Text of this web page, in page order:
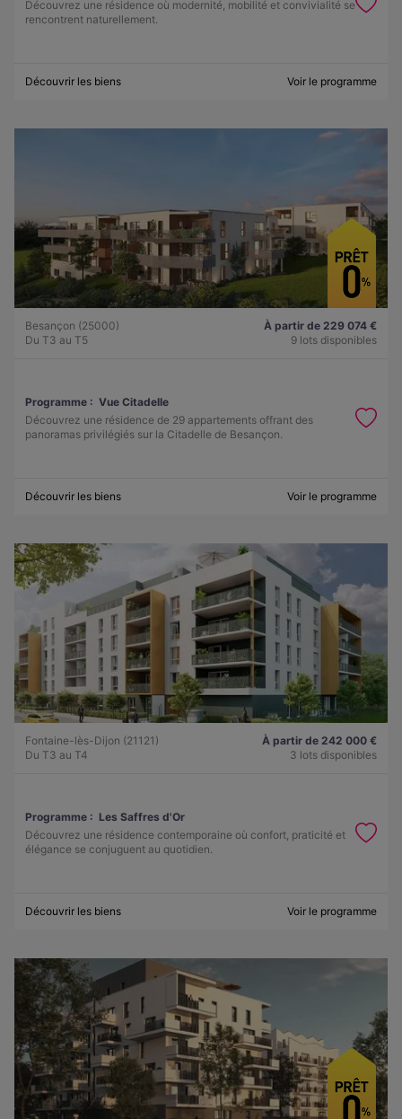
Découvrez une résidence où modernité, mobilité et convivialité se
rencontrent naturellement.
Découvrir les biens Voir le programme
Besançon (25000)
Du T3 au T5
À partir de 229 074 €
9 lots disponibles
Programme : Vue Citadelle
Découvrez une résidence de 29 appartements offrant des
panoramas privilégiés sur la Citadelle de Besançon.
Découvrir les biens Voir le programme
Fontaine-lès-Dijon (21121)
Du T3 au T4
À partir de 242 000 €
3 lots disponibles
Programme : Les Saffres d'Or
Découvrez une résidence contemporaine où confort, praticité et
élégance se conjuguent au quotidien.
Découvrir les biens Voir le programme